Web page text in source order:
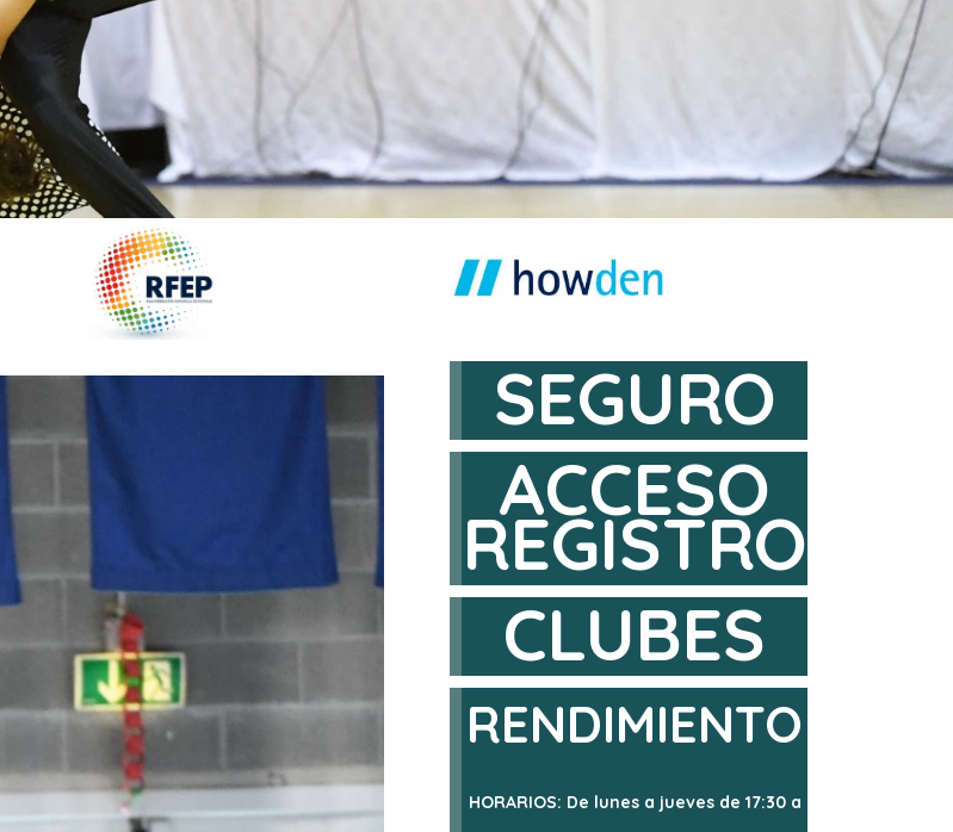
SEGURO
ACCESO
REGISTRO
CLUBES
RENDIMIENTO
HORARIOS: De lunes a jueves de 17:30 a